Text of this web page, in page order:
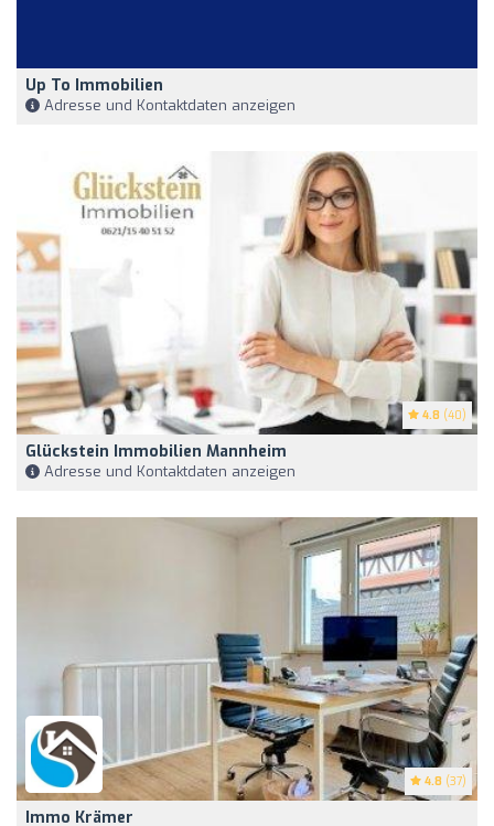
Up To Immobilien
Adresse und Kontaktdaten anzeigen
4.8 (40)
Glückstein Immobilien Mannheim
Adresse und Kontaktdaten anzeigen
4.8 (37)
Immo Krämer